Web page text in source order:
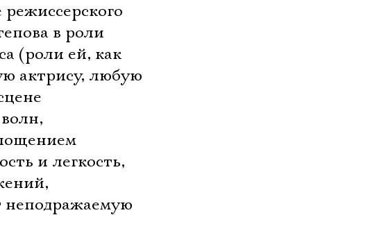
в роли
(роли ей, как
актрису, любую

и легкость,
неподражаемую